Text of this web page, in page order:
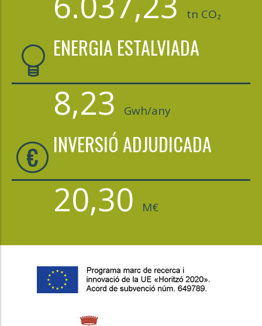
tn CO₂
ENERGIA ESTALVIADA
8,23 Gwh/any
INVERSIÓ ADJUDICADA
20,30 M€